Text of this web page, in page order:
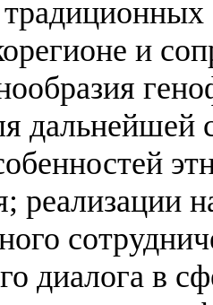
и
дальнейшей
реализации
диалога в